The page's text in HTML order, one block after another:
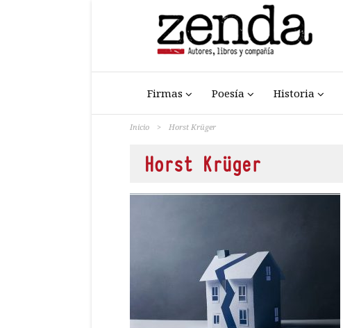
Firmas Poesía Historia
Inicio > Horst Krüger
Horst Krüger